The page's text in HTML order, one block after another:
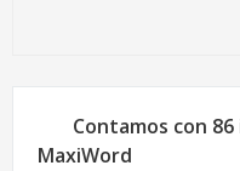
Contamos con
MaxiWord